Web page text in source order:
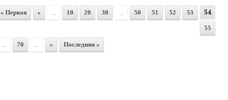
« Первая « ... 10 20 30 ... 50 51 52 53 54
55
... 70 ... » Последняя »